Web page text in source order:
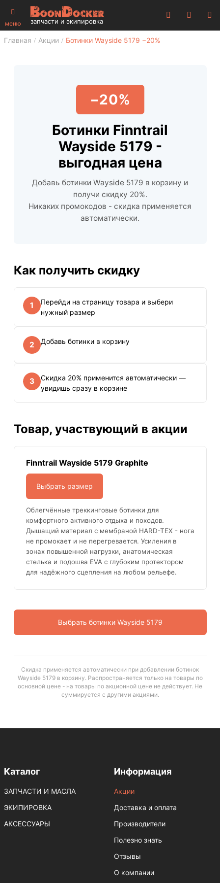
меню запчасти и экипировка
Главная Акции Ботинки Wayside 5179 −20%
−20%
Ботинки Finntrail
Wayside 5179 -
выгодная цена
Добавь ботинки Wayside 5179 в корзину и
получи скидку 20%.
Никаких промокодов - скидка применяется
автоматически.
Как получить скидку
1
Перейди на страницу товара и выбери
нужный размер
2 Добавь ботинки в корзину
3
Скидка 20% применится автоматически —
увидишь сразу в корзине
Товар, участвующий в акции
Finntrail Wayside 5179 Graphite
Выбрать размер
Облегчённые треккинговые ботинки для
комфортного активного отдыха и походов.
Дышащий материал с мембраной HARD-TEX - нога
не промокает и не перегревается. Усиления в
зонах повышенной нагрузки, анатомическая
стелька и подошва EVA с глубоким протектором
для надёжного сцепления на любом рельефе.
Выбрать ботинки Wayside 5179
Скидка применяется автоматически при добавлении ботинок
Wayside 5179 в корзину. Распространяется только на товары по
основной цене - на товары по акционной цене не действует. Не
суммируется с другими акциями.
Каталог
ЗАПЧАСТИ И МАСЛА
ЭКИПИРОВКА
АКСЕССУАРЫ
Информация
Акции
Доставка и оплата
Производители
Полезно знать
Отзывы
О компании